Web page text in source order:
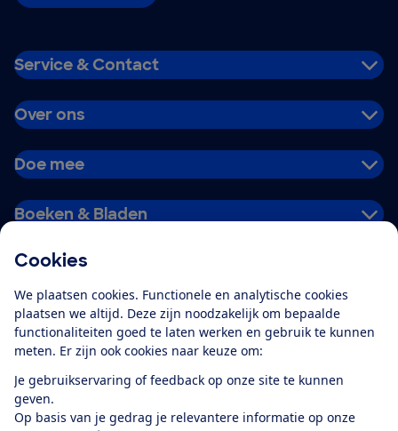
Cookies
We plaatsen cookies. Functionele en analytische cookies
plaatsen we altijd. Deze zijn noodzakelijk om bepaalde
functionaliteiten goed te laten werken en gebruik te kunnen
meten. Er zijn ook cookies naar keuze om:
Je gebruikservaring of feedback op onze site te kunnen
geven.
Op basis van je gedrag je relevantere informatie op onze
Service & Contact
Over ons
Doe mee
Boeken & Bladen
Alles over de
app